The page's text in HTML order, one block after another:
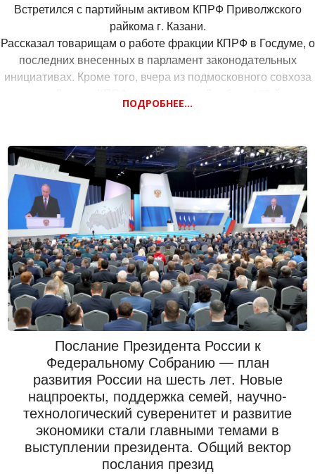
Встретился с партийным активом КПРФ Приволжского
райкома г. Казани.
Рассказал товарищам о работе фракции КПРФ в Госдуме, о
последних внесенных в парламент законодательных
инициативах. Кроме того, вчера из подмосковного совхоза
гуманитарный конвой. Также обсудили предвыборные
предстоящему наблюдению за ходом голосования.
ПОДРОБНЕЕ...
Послание Президента России к
Федеральному Собранию — план
развития России на шесть лет. Новые
нацпроекты, поддержка семей, научно-
технологический суверенитет и развитие
экономики стали главными темами в
выступлении президента. Общий вектор
послания презид